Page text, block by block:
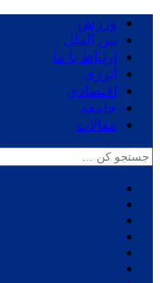
ورزش
بین الملل
ارتباط با ما
انرژی
اقتصادی
جامعه
مقالات